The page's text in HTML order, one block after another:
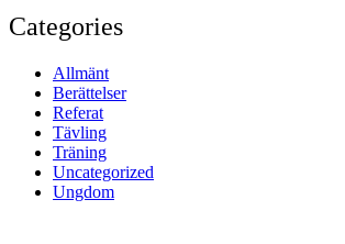
Categories
Allmänt
Berättelser
Referat
Tävling
Träning
Uncategorized
Ungdom